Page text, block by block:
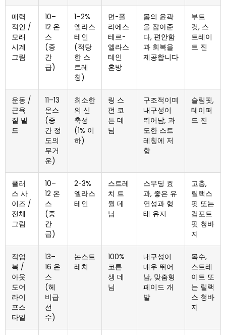
매력
적인 /
모래
시계
그림
10–
12 온
스
(중
간
급)
1–2%
엘라스
테인
(적당
한 스
트레
칭)
면-폴
리에스
테르-
엘라스
테인
혼방
몸의 윤곽
을 잡아준
다, 편안함
과 회복을
제공합니다
부트
컷, 스
트레이
트 진
운동 /
근육
질 빌
드
11–13
온스
(중
간 정
도의
무거
운)
최소한
의 신
축성
(1% 이
하)
링 스
펀 코
튼 데
님
구조적이며
내구성이
뛰어남, 과
도한 스트
레칭에 저
항
슬림핏,
테이퍼
드 진
플러
스 사
이즈 /
전체
그림
10–
12 온
스
(중
간
급)
2-3%
엘라스
테인
스트레
치 트
윌 데
님
스무딩 효
과, 좋은 유
연성과 형
태 유지
고층,
릴랙스
핏 또는
컴포트
핏 청바
지
작업
복 /
아웃
도어
라이
프스
타일
13–
16 온
스
(헤
비급
선
수)
논스트
레치
100%
코튼
생 데
님
내구성이
매우 뛰어
남, 맞춤형
페이드 개
발
목수,
스트레
이트 또
는 릴랙
스 청바
지